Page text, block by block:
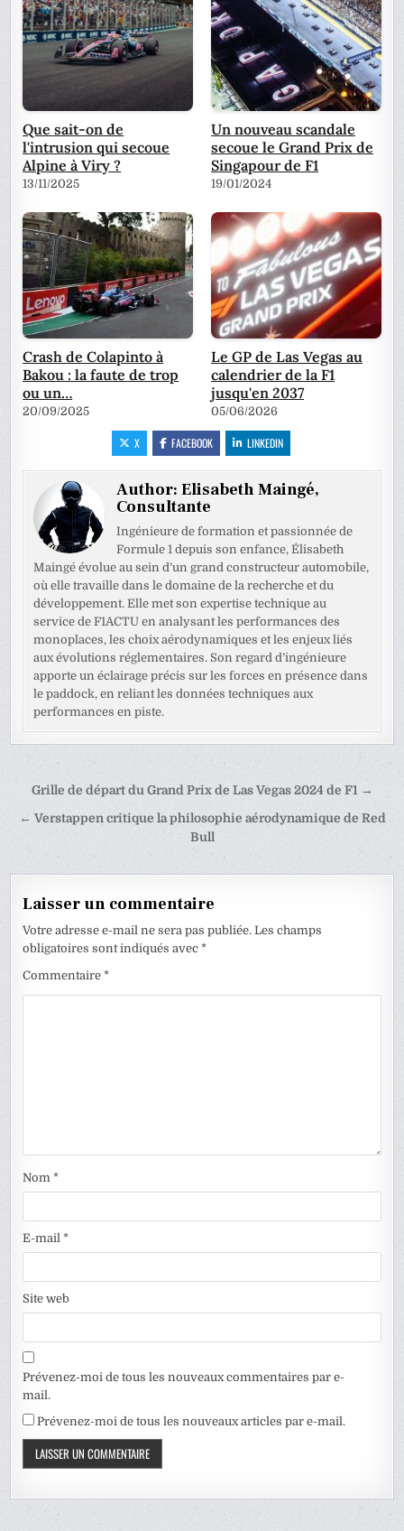
Que sait-on de
l'intrusion qui secoue
Alpine à Viry ?
13/11/2025
Un nouveau scandale
secoue le Grand Prix de
Singapour de F1
19/01/2024
Crash de Colapinto à
Bakou : la faute de trop
ou un…
20/09/2025
Le GP de Las Vegas au
calendrier de la F1
jusqu'en 2037
05/06/2026
X FACEBOOK LINKEDIN
Author:Elisabeth Maingé,
Consultante
Ingénieure de formation et passionnée de
Formule 1 depuis son enfance, Élisabeth
Maingé évolue au sein d’un grand constructeur automobile,
où elle travaille dans le domaine de la recherche et du
développement. Elle met son expertise technique au
service de F1ACTU en analysant les performances des
monoplaces, les choix aérodynamiques et les enjeux liés
aux évolutions réglementaires. Son regard d’ingénieure
apporte un éclairage précis sur les forces en présence dans
le paddock, en reliant les données techniques aux
performances en piste.
Navigation
de
Grille de départ du Grand Prix de Las Vegas 2024 de F1 →
← Verstappen critique la philosophie aérodynamique de Red
Bull
Laisser un commentaire
Votre adresse e-mail ne sera pas publiée. Les champs
obligatoires sont indiqués avec*
Commentaire*
Nom*
E-mail*
Site web
Prévenez-moi de tous les nouveaux commentaires par e-
mail.
Prévenez-moi de tous les nouveaux articles par e-mail.